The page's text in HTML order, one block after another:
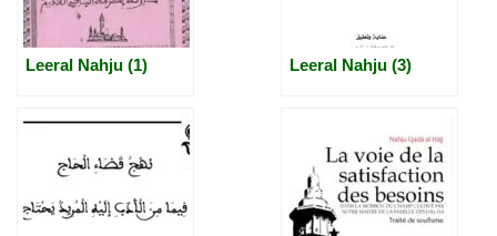
Leeral Nahju (1) Leeral Nahju (3)